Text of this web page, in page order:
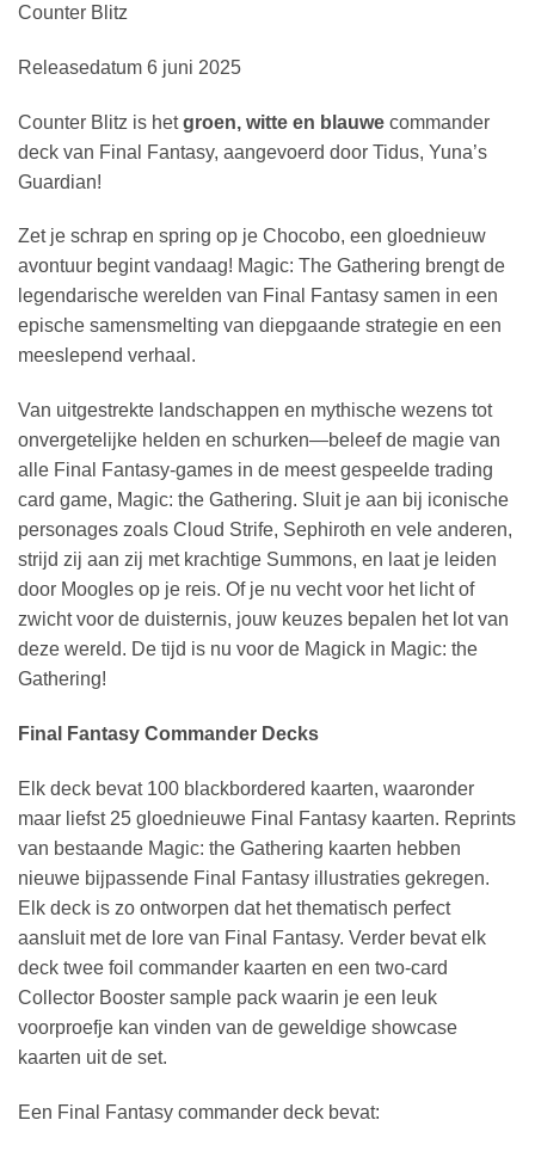
Counter Blitz
Releasedatum 6 juni 2025
Counter Blitz is hetgroen, witte en blauwe commander
deck van Final Fantasy, aangevoerd door Tidus, Yuna’s
Guardian!
Zet je schrap en spring op je Chocobo, een gloednieuw
avontuur begint vandaag! Magic: The Gathering brengt de
legendarische werelden van Final Fantasy samen in een
epische samensmelting van diepgaande strategie en een
meeslepend verhaal.
Van uitgestrekte landschappen en mythische wezens tot
onvergetelijke helden en schurken—beleef de magie van
alle Final Fantasy-games in de meest gespeelde trading
card game, Magic: the Gathering. Sluit je aan bij iconische
personages zoals Cloud Strife, Sephiroth en vele anderen,
strijd zij aan zij met krachtige Summons, en laat je leiden
door Moogles op je reis. Of je nu vecht voor het licht of
zwicht voor de duisternis, jouw keuzes bepalen het lot van
deze wereld. De tijd is nu voor de Magick in Magic: the
Gathering!
Final Fantasy Commander Decks
Elk deck bevat 100 blackbordered kaarten, waaronder
maar liefst 25 gloednieuwe Final Fantasy kaarten. Reprints
van bestaande Magic: the Gathering kaarten hebben
nieuwe bijpassende Final Fantasy illustraties gekregen.
Elk deck is zo ontworpen dat het thematisch perfect
aansluit met de lore van Final Fantasy. Verder bevat elk
deck twee foil commander kaarten en een two-card
Collector Booster sample pack waarin je een leuk
voorproefje kan vinden van de geweldige showcase
kaarten uit de set.
Een Final Fantasy commander deck bevat: